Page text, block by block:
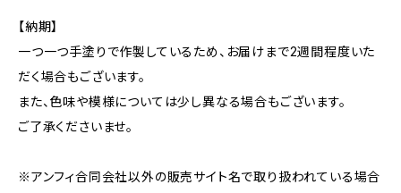
【納期】
一つ一つ手塗りで作製しているため、お届けまで2週間程度いた
だく場合もございます。
また、色味や模様については少し異なる場合もございます。
ご了承くださいませ。
※アンフィ合同会社以外の販売サイト名で取り扱われている場合